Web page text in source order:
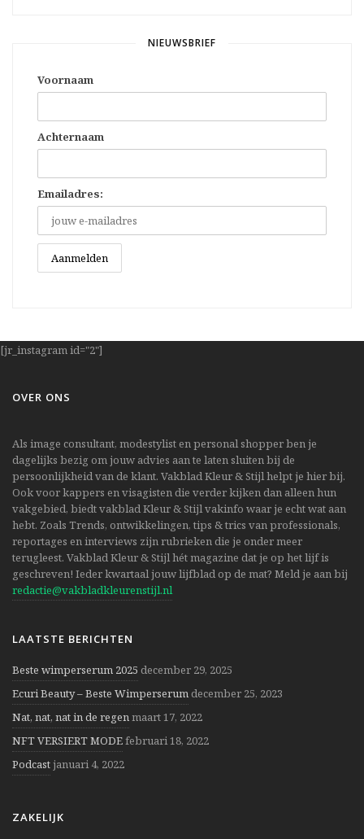
NIEUWSBRIEF
Voornaam
Achternaam
Emailadres:
[jr_instagram id="2"]
OVER ONS
Als image consultant, modestylist en personal shopper ben je
dagelijks bezig om jouw advies aan te laten sluiten bij de
persoonlijkheid van de klant. Vakblad Kleur & Stijl helpt je hier bij.
Ook voor kappers en visagisten die verder kijken dan alleen hun
vakgebied, biedt vakblad Kleur & Stijl vakinfo waar je echt wat aan
hebt. Zoals Trends, ontwikkelingen, tips & trics van professionals,
reportages en interviews zijn rubrieken die je onder meer
terugleest. Vakblad Kleur & Stijl hét magazine dat je op het lijf is
geschreven! Ieder kwartaal jouw lijfblad op de mat? Meld je aan bij
redactie@vakbladkleurenstijl.nl
LAATSTE BERICHTEN
Beste wimperserum 2025 december 29, 2025
Ecuri Beauty – Beste Wimperserum december 25, 2023
Nat, nat, nat in de regenmaart 17, 2022
NFT VERSIERT MODEfebruari 18, 2022
Podcastjanuari 4, 2022
ZAKELIJK